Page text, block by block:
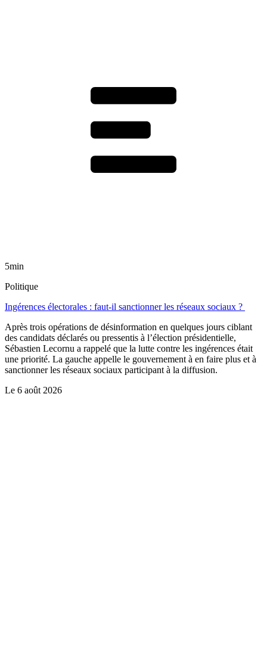
5min
Politique
Ingérences électorales : faut-il sanctionner les réseaux sociaux ?
Après trois opérations de désinformation en quelques jours ciblant
des candidats déclarés ou pressentis à l’élection présidentielle,
Sébastien Lecornu a rappelé que la lutte contre les ingérences était
une priorité. La gauche appelle le gouvernement à en faire plus et à
sanctionner les réseaux sociaux participant à la diffusion.
Le 6 août 2026